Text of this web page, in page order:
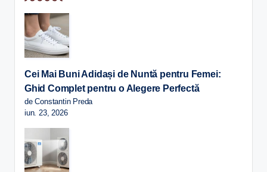
Cei Mai Buni Adidași de Nuntă pentru Femei:
Ghid Complet pentru o Alegere Perfectă
de Constantin Preda
iun. 23, 2026